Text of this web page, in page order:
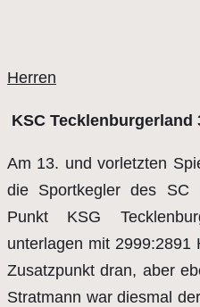
Herren
KSC
Am 13. und vorletzten
die Sportkegler des SC
Punkt KSG
unterlagen mit 2999:2891
Zusatzpunkt dran, aber
Stratmann war diesmal